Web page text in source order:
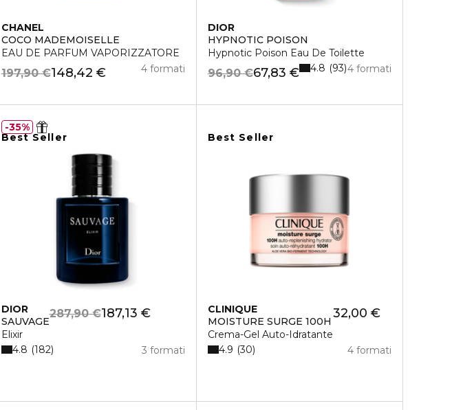
CHANEL
COCO MADEMOISELLE
EAU DE PARFUM VAPORIZZATORE
148,42 €
197,90 € 4 formati
DIOR
HYPNOTIC POISON
Hypnotic Poison Eau De Toilette
67,83 €
96,90 € 4 formati
4.8 93
Best Seller
DIOR
SAUVAGE
Elixir
187,13 €
287,90 €
3 formati
4.8 182
35%
Best Seller
CLINIQUE
MOISTURE SURGE 100H
Crema-Gel Auto-Idratante
32,00 €
4 formati
4.9 30